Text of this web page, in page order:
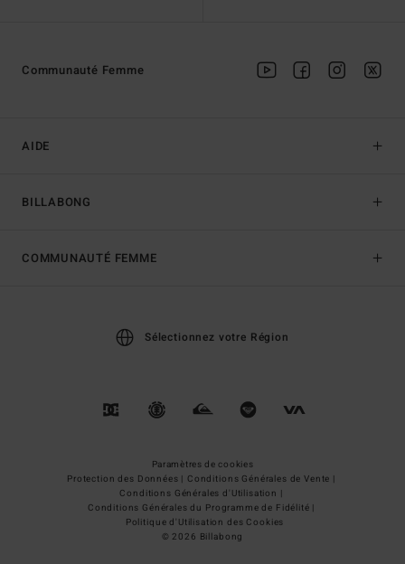
AIDE
BILLABONG
Communauté Femme
COMMUNAUTÉ FEMME
Sélectionnez votre Région
Paramètres de cookies
Protection des Données | Conditions Générales de Vente |
Conditions Générales d'Utilisation |
Conditions Générales du Programme de Fidélité |
Politique d'Utilisation des Cookies
© 2026 Billabong